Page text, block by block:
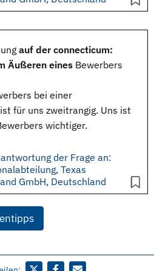
auf der connecticum:
Äußeren eines Bewerbers
bei einer
ist für uns zweitrangig. Uns ist
wichtiger.
der Frage an:
Texas
GmbH, Deutschland